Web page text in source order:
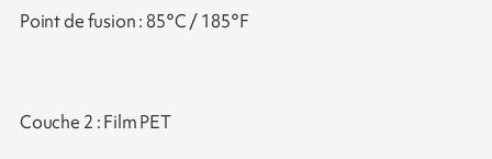
Point de fusion : 85°C / 185°F
Couche 2 : Film PET